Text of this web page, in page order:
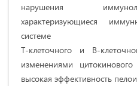
нарушения
характеризующиеся
системе
Т-клеточного и В-
изменениями
высокая эффективность